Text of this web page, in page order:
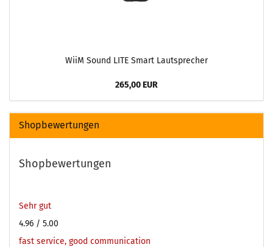
WiiM Sound LITE Smart Lautsprecher
265,00 EUR
Shopbewertungen
Shopbewertungen
Sehr gut
4.96 / 5.00
fast service, good communication